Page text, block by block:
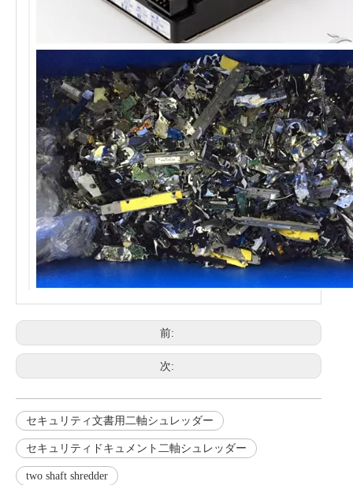
前:
次:
セキュリティ文書用二軸シュレッダー
セキュリティドキュメント二軸シュレッダー
two shaft shredder